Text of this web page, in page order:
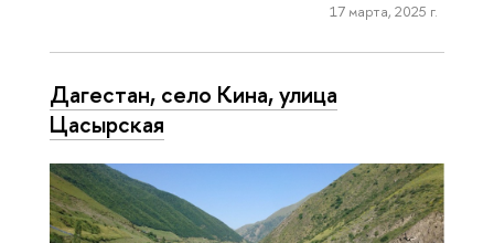
17 марта, 2025 г.
Дагестан, село Кина, улица
Цасырская